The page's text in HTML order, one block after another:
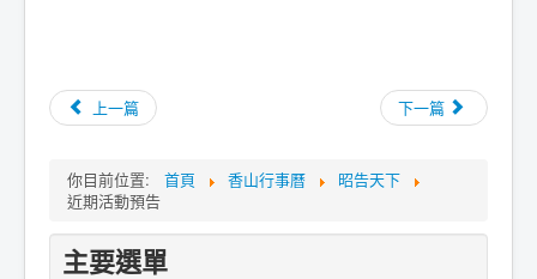
上一篇 下一篇
你目前位置: 首頁 香山行事曆
昭告天下
近期活動預告
主要選單